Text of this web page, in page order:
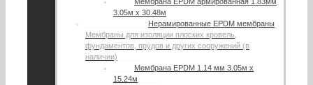
3.05м х 30.48м
Нерамированные EPDM мембраны
Мембраны для изоляции плоских кровель,
фундаментов, прудов и других сооружений (в
наличии)
Мембрана EPDM 1.14 мм 3.05м х
15.24м